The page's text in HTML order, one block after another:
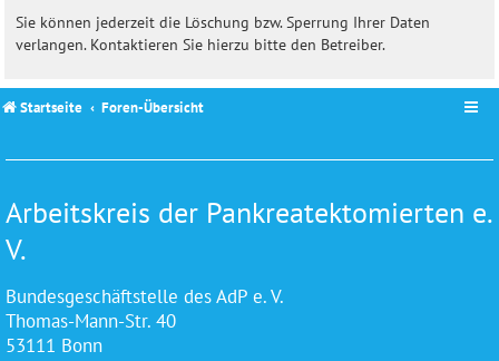
Sie können jederzeit die Löschung bzw. Sperrung Ihrer Daten
verlangen. Kontaktieren Sie hierzu bitte den Betreiber.
Startseite Foren-Übersicht
Arbeitskreis der Pankreatektomierten e.
V.
Bundesgeschäftstelle des AdP e. V.
Thomas-Mann-Str. 40
53111 Bonn